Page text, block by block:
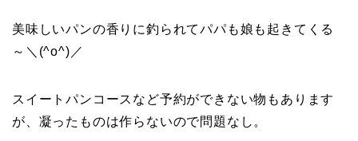
美味しいパンの香りに釣られてパパも娘も起きてくる
～＼(^o^)／
スイートパンコースなど予約ができない物もあります
が、凝ったものは作らないので問題なし。